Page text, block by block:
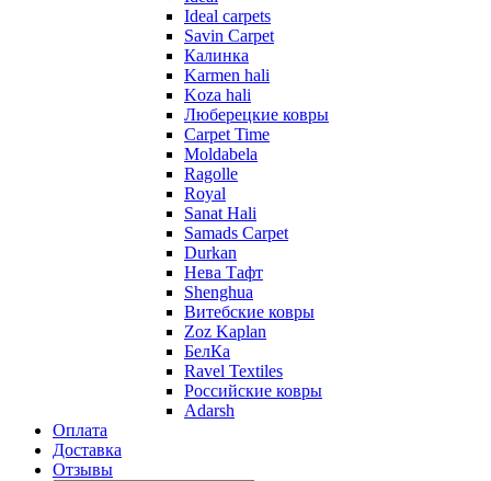
Ideal carpets
Savin Carpet
Калинка
Karmen hali
Koza hali
Люберецкие ковры
Carpet Time
Moldabela
Ragolle
Royal
Sanat Hali
Samads Carpet
Durkan
Нева Тафт
Shenghua
Витебские ковры
Zoz Kaplan
БелКа
Ravel Textiles
Российские ковры
Adarsh
Оплата
Доставка
Отзывы